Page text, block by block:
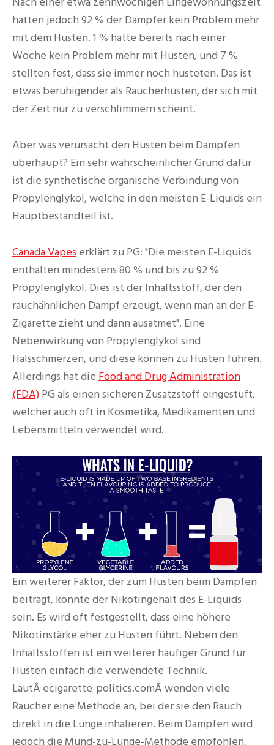
hatten jedoch 92 % der Dampfer kein Problem mehr
mit dem Husten. 1 % hatte bereits nach einer
Woche kein Problem mehr mit Husten, und 7 %
stellten fest, dass sie immer noch husteten. Das ist
etwas beruhigender als Raucherhusten, der sich mit
der Zeit nur zu verschlimmern scheint.
Aber was verursacht den Husten beim Dampfen
überhaupt? Ein sehr wahrscheinlicher Grund dafür
ist die synthetische organische Verbindung von
Propylenglykol, welche in den meisten E-Liquids ein
Hauptbestandteil ist.
Canada Vapes erklärt zu PG: "Die meisten E-Liquids
enthalten mindestens 80 % und bis zu 92 %
Propylenglykol. Dies ist der Inhaltsstoff, der den
rauchähnlichen Dampf erzeugt, wenn man an der E-
Zigarette zieht und dann ausatmet". Eine
Nebenwirkung von Propylenglykol sind
Halsschmerzen, und diese können zu Husten führen.
Allerdings hat die Food and Drug Administration
(FDA) PG als einen sicheren Zusatzstoff eingestuft,
welcher auch oft in Kosmetika, Medikamenten und
Lebensmitteln verwendet wird.
Ein weiterer Faktor, der zum Husten beim Dampfen
beiträgt, könnte der Nikotingehalt des E-Liquids
sein. Es wird oft festgestellt, dass eine höhere
Nikotinstärke eher zu Husten führt. Neben den
Inhaltsstoffen ist ein weiterer häufiger Grund für
Husten einfach die verwendete Technik.
LautÂ ecigarette-politics.comÂ wenden viele
Raucher eine Methode an, bei der sie den Rauch
direkt in die Lunge inhalieren. Beim Dampfen wird
jedoch die Mund-zu-Lunge-Methode empfohlen,